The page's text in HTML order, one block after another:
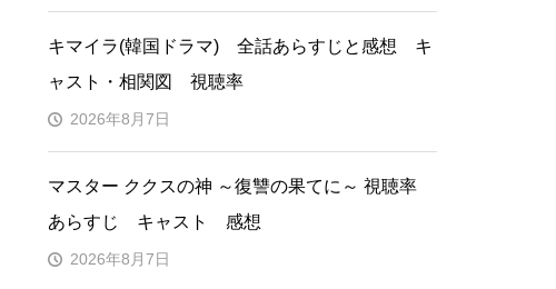
キマイラ(韓国ドラマ) 全話あらすじと感想 キ
ャスト・相関図 視聴率
2026年8月7日
マスター ククスの神 ～復讐の果てに～ 視聴率
あらすじ キャスト 感想
2026年8月7日